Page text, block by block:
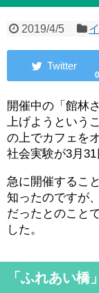
2019/4/5
0
開催中の「館林
上げようという
の上でカフェを
社会実験が3月31
急に開催するこ
知ったのですが
だったとのこと
した。
「ふれあい橋
グルメ
コミュニティ
宇宙よりも遠い